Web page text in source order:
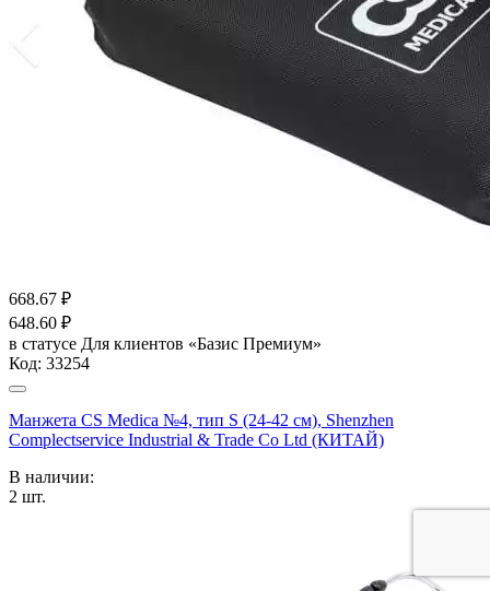
668.67 ₽
648.60 ₽
в статусе Для клиентов «Базис Премиум»
Код: 33254
Манжета CS Medica №4, тип S (24-42 см), Shenzhen
Complectservice Industrial & Trade Co Ltd (КИТАЙ)
В наличии:
2 шт.